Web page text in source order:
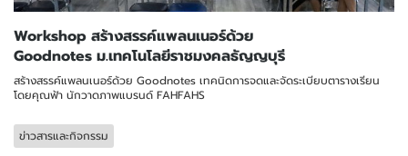
Workshop สร้างสรรค์แพลนเนอร์ด้วย
Goodnotes ม.เทคโนโลยีราชมงคลธัญญบุรี
สร้างสรรค์แพลนเนอร์ด้วย Goodnotes เทคนิดการจดและจัดระเบียบตารางเรียน
โดยคุณฟ้า นักวาดภาพแบรนด์ FAHFAHS
ข่าวสารและกิจกรรม